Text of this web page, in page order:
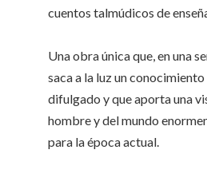
cuentos talmúdicos de
Una obra única que, en una
saca a la luz un
difulgado y que aporta una
hombre y del mundo
para la época actual.